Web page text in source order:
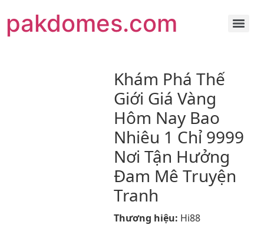
pakdomes.com
Khám Phá Thế
Giới Giá Vàng
Hôm Nay Bao
Nhiêu 1 Chỉ 9999
Nơi Tận Hưởng
Đam Mê Truyện
Tranh
Thương hiệu: Hi88